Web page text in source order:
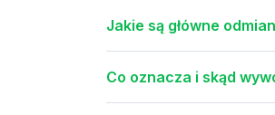
Jakie są główne
Co oznacza i skąd